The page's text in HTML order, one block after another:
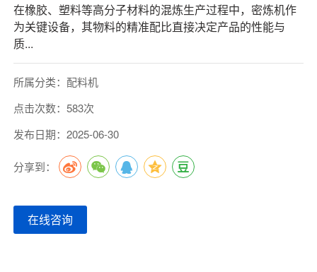
在橡胶、塑料等高分子材料的混炼生产过程中，密炼机作
为关键设备，其物料的精准配比直接决定产品的性能与
质...
所属分类：配料机
点击次数：583次
发布日期：2025-06-30
分享到：
在线咨询